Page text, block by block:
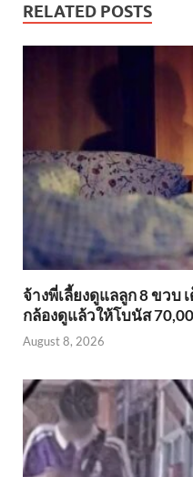
RELATED POSTS
จ้างพี่เลี้ยงดูแลลูก 8 ขวบ
กล้องดูแล้วให้โบนัส
August 8, 2026